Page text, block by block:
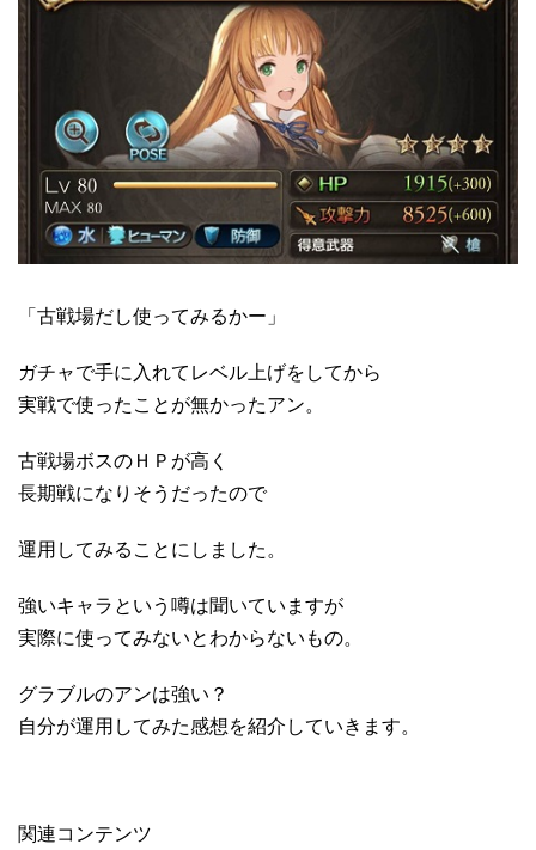
「古戦場だし使ってみるかー」
ガチャで手に入れてレベル上げをしてから
実戦で使ったことが無かったアン。
古戦場ボスのＨＰが高く
長期戦になりそうだったので
運用してみることにしました。
強いキャラという噂は聞いていますが
実際に使ってみないとわからないもの。
グラブルのアンは強い？
自分が運用してみた感想を紹介していきます。
関連コンテンツ